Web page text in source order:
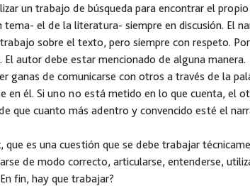
un trabajo de búsqueda para encontrar el
tema- el de la literatura- siempre en discusión. El
sobre el texto, pero siempre con respeto.
autor debe estar mencionado de alguna manera.
ganas de comunicarse con otros a través de la
en él. Si uno no está metido en lo que cuenta, el
que cuanto más adentro y convencido esté el
que es una cuestión que se debe trabajar
de modo correcto, articularse, entenderse,
fin, hay que trabajar?